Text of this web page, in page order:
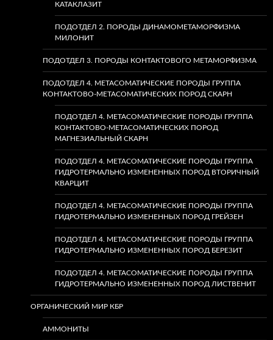
КАТАКЛАЗИТ
ПОДОТДЕЛ 2. ПОРОДЫ ДИНАМОМЕТАМОРФИЗМА
МИЛОНИТ
ПОДОТДЕЛ 3. ПОРОДЫ КОНТАКТОВОГО МЕТАМОРФИЗМА
ПОДОТДЕЛ 4. МЕТАСОМАТИЧЕСКИЕ ПОРОДЫ ГРУППА
КОНТАКТОВО-МЕТАСОМАТИЧЕСКИХ ПОРОД СКАРН
ПОДОТДЕЛ 4. МЕТАСОМАТИЧЕСКИЕ ПОРОДЫ ГРУППА
КОНТАКТОВО-МЕТАСОМАТИЧЕСКИХ ПОРОД
МАГНЕЗИАЛЬНЫЙ СКАРН
ПОДОТДЕЛ 4. МЕТАСОМАТИЧЕСКИЕ ПОРОДЫ ГРУППА
ГИДРОТЕРМАЛЬНО ИЗМЕНЕННЫХ ПОРОД ВТОРИЧНЫЙ
КВАРЦИТ
ПОДОТДЕЛ 4. МЕТАСОМАТИЧЕСКИЕ ПОРОДЫ ГРУППА
ГИДРОТЕРМАЛЬНО ИЗМЕНЕННЫХ ПОРОД ГРЕЙЗЕН
ПОДОТДЕЛ 4. МЕТАСОМАТИЧЕСКИЕ ПОРОДЫ ГРУППА
ГИДРОТЕРМАЛЬНО ИЗМЕНЕННЫХ ПОРОД БЕРЕЗИТ
ПОДОТДЕЛ 4. МЕТАСОМАТИЧЕСКИЕ ПОРОДЫ ГРУППА
ГИДРОТЕРМАЛЬНО ИЗМЕНЕННЫХ ПОРОД ЛИСТВЕНИТ
ОРГАНИЧЕСКИЙ МИР КБР
АММОНИТЫ